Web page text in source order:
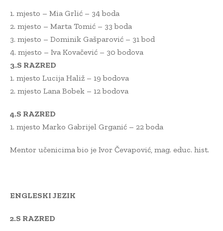
1. mjesto – Mia Grlić – 34 boda
2. mjesto – Marta Tomić – 33 boda
3. mjesto – Dominik Gašparović – 31 bod
4. mjesto – Iva Kovačević – 30 bodova
3.S RAZRED
1. mjesto Lucija Haliž – 19 bodova
2. mjesto Lana Bobek – 12 bodova
4.S RAZRED
1. mjesto Marko Gabrijel Grganić – 22 boda
Mentor učenicima bio je Ivor Čevapović, mag. educ. hist.
ENGLESKI JEZIK
2.S RAZRED